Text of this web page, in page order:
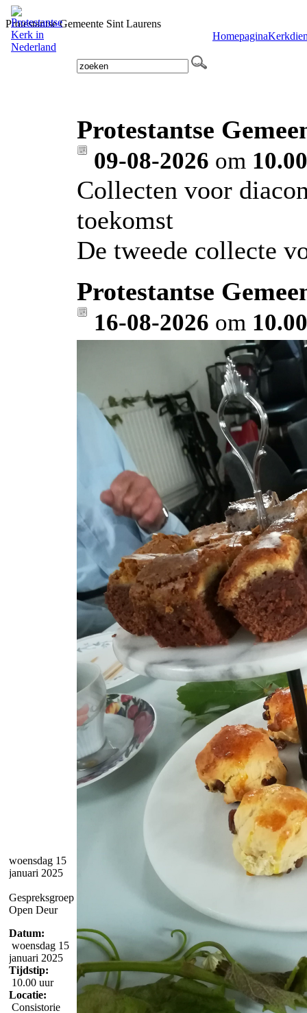
Protestantse Gemeente Sint Laurens
Homepagina
woensdag 15
januari 2025
Gespreksgroep
Open Deur
Datum:
woensdag 15
januari 2025
Tijdstip:
10.00 uur
Locatie:
Consistorie
Protestantse
09-08-2026 om
Collecten voor
toekomst
De tweede collecte
Protestantse
16-08-2026 om